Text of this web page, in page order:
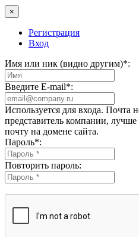
×
Регистрация
Вход
Имя или ник (видно другим)*:
Введите E-mail*:
Используется для входа. Почта
представитель компании,
почту на домене сайта.
Пароль*:
Повторить пароль: